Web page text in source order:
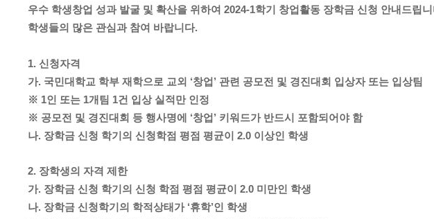
우수 학생창업 성과 발굴 및 확산을 위하여 2024-1학기 창업활동 장학금 신청 안내드립
학생들의 많은 관심과 참여 바랍니다.
1. 신청자격
가. 국민대학교 학부 재학으로 교외 ‘창업’ 관련 공모전 및 경진대회 입상자 또는 입상팀
※ 1인 또는 1개팀 1건 입상 실적만 인정
※ 공모전 및 경진대회 등 행사명에 ‘창업’ 키워드가 반드시 포함되어야 함
나. 장학금 신청 학기의 신청학점 평점 평균이 2.0 이상인 학생
2. 장학생의 자격 제한
가. 장학금 신청 학기의 신청 학점 평점 평균이 2.0 미만인 학생
나. 장학금 신청학기의 학적상태가 ‘휴학’인 학생